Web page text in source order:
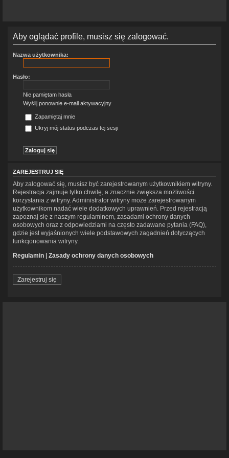
Aby oglądać profile, musisz się zalogować.
Nazwa użytkownika:
Hasło:
Nie pamiętam hasła
Wyślij ponownie e-mail aktywacyjny
Zapamiętaj mnie
Ukryj mój status podczas tej sesji
ZAREJESTRUJ SIĘ
Aby zalogować się, musisz być zarejestrowanym użytkownikiem witryny.
Rejestracja zajmuje tylko chwilę, a znacznie zwiększa możliwości
korzystania z witryny. Administrator witryny może zarejestrowanym
użytkownikom nadać wiele dodatkowych uprawnień. Przed rejestracją
zapoznaj się z naszym regulaminem, zasadami ochrony danych
osobowych oraz z odpowiedziami na często zadawane pytania (FAQ),
gdzie jest wyjaśnionych wiele podstawowych zagadnień dotyczących
funkcjonowania witryny.
Regulamin | Zasady ochrony danych osobowych
Zarejestruj się